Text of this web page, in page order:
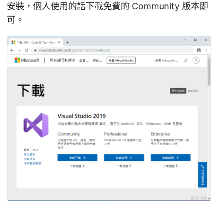
安裝，個人使用的話下載免費的 Community 版本即
可。